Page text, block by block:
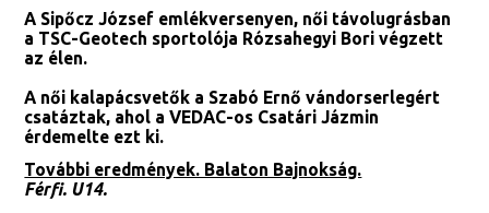
A Sipőcz József emlékversenyen, női távolugrásban
a TSC-Geotech sportolója Rózsahegyi Bori végzett
az élen.
A női kalapácsvetők a Szabó Ernő vándorserlegért
csatáztak, ahol a VEDAC-os Csatári Jázmin
érdemelte ezt ki.
További eredmények. Balaton Bajnokság.
Férfi. U14.